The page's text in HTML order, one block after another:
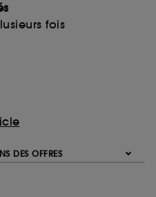
Acid
fois
DES OFFRES